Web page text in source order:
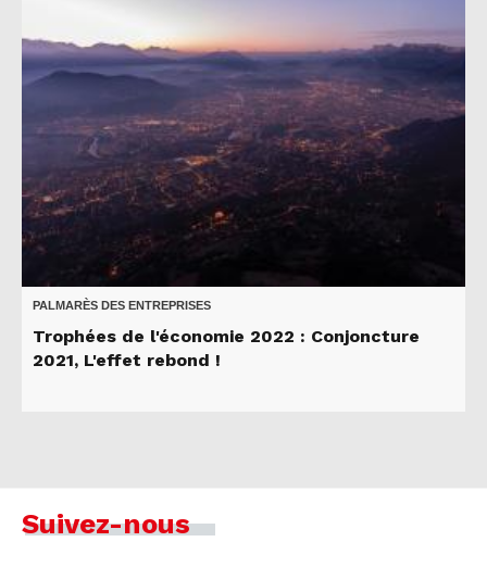
PALMARÈS DES ENTREPRISES
Trophées de l'économie 2022 : Conjoncture
2021, L'effet rebond !
Suivez-nous